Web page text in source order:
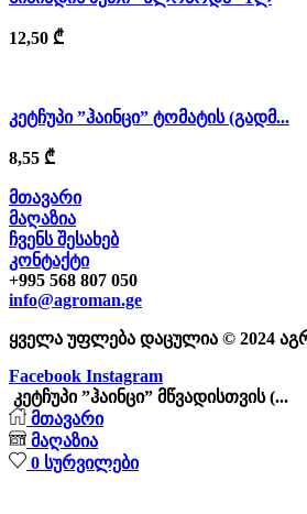
12,50 ₾
კეტჩუპი ”ჰაინცი” ტომატის (გადმ...
8,55 ₾
მთავარი
მაღაზია
ჩვენს შესახებ
კონტაქტი
+995 568 807 050
info@agroman.ge
ყველა უფლება დაცულია © 2024
Facebook Instagram
კეტჩუპი ”ჰაინცი” მწვადისთვის (...
მთავარი
მაღაზია
0 სურვილები